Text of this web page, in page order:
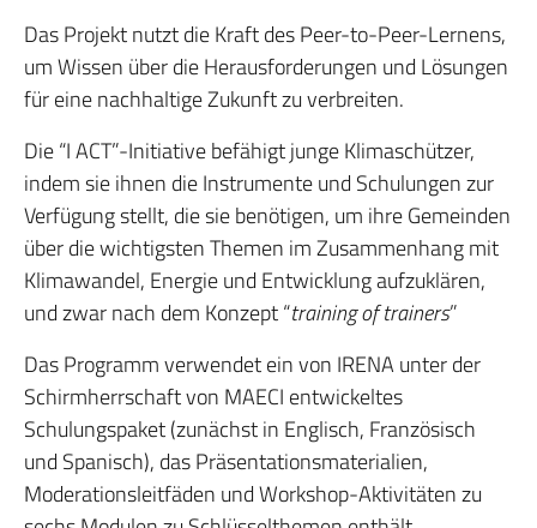
Das Projekt nutzt die Kraft des Peer-to-Peer-Lernens,
um Wissen über die Herausforderungen und Lösungen
für eine nachhaltige Zukunft zu verbreiten.
Die “I ACT”-Initiative befähigt junge Klimaschützer,
indem sie ihnen die Instrumente und Schulungen zur
Verfügung stellt, die sie benötigen, um ihre Gemeinden
über die wichtigsten Themen im Zusammenhang mit
Klimawandel, Energie und Entwicklung aufzuklären,
und zwar nach dem Konzept “training of trainers”
Das Programm verwendet ein von IRENA unter der
Schirmherrschaft von MAECI entwickeltes
Schulungspaket (zunächst in Englisch, Französisch
und Spanisch), das Präsentationsmaterialien,
Moderationsleitfäden und Workshop-Aktivitäten zu